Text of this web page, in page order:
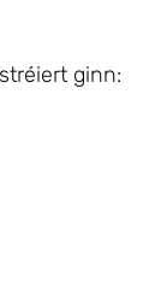
ginn: